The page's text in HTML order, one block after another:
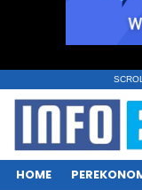
HOME